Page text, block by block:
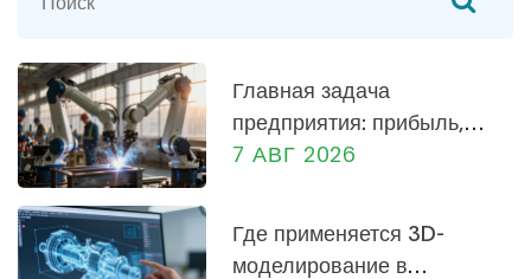
Главная задача
предприятия: прибыль,
социальная роль и
7 АВГ 2026
Где применяется 3D-
моделирование в